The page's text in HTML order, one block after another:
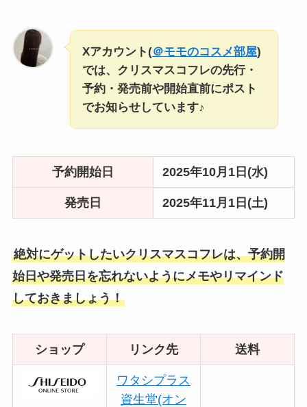
Xアカウント(＠モモのコスメ部屋)
では、クリスマスコフレの先行・
予約・発売前や開始直前にポスト
でお知らせしています♪
予約開始日 2025年10月1日(水)
発売日 2025年11月1日(土)
絶対にゲットしたいクリスマスコフレは、予約開
始日や発売日を忘れないようにメモやリマインド
しておきましょう！
ショップ リンク先 送料
ワタシプラス
資生堂(オン